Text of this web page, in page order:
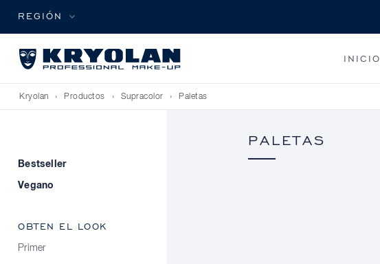
REGIÓN
INICIO
Kryolan › Productos › Supracolor › Paletas
Bestseller
Vegano
OBTEN EL LOOK
Primer
PALETAS